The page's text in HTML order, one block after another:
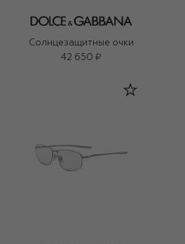
Солнцезащитные очки
42 650 ₽